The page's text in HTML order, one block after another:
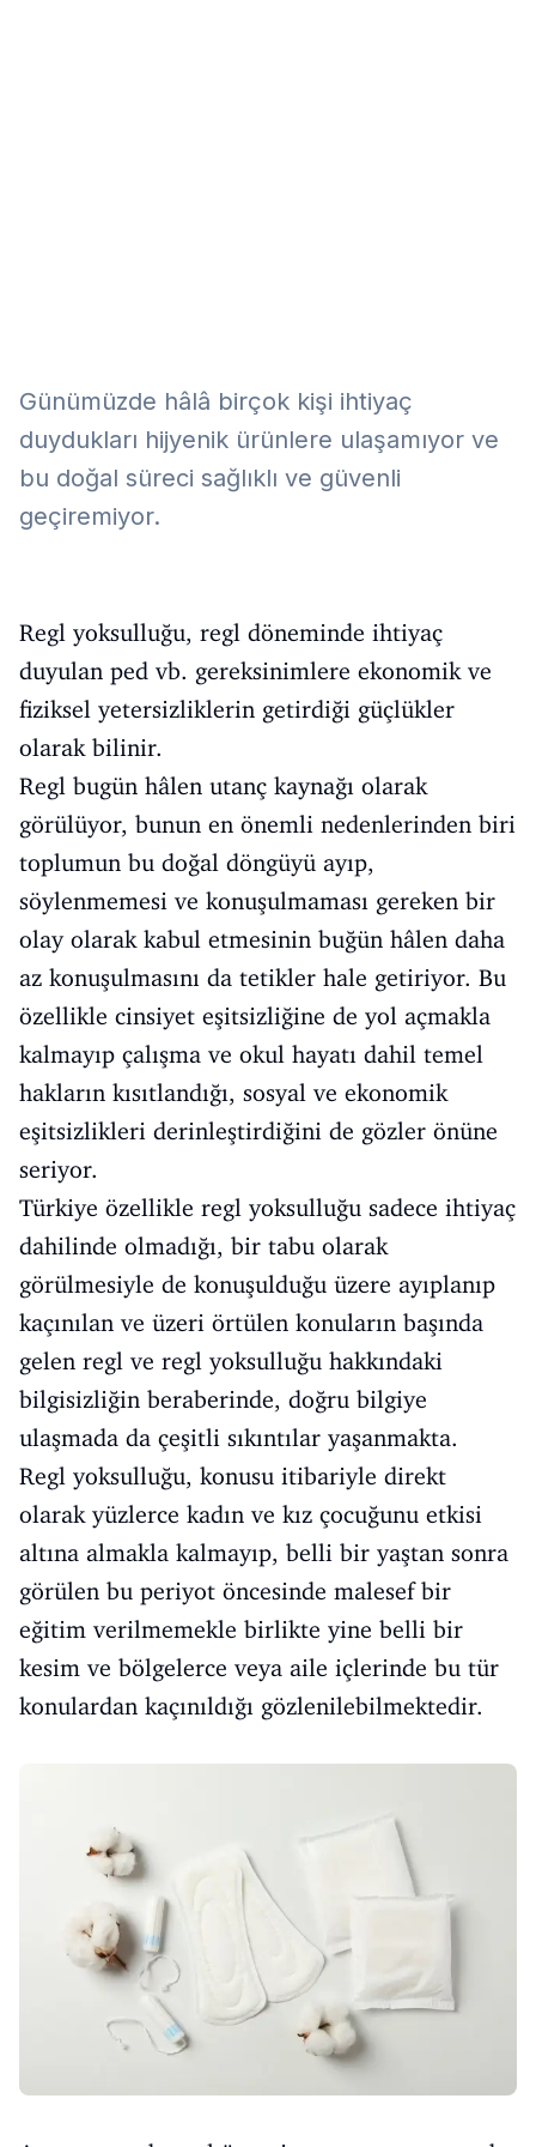
Günümüzde hâlâ birçok kişi ihtiyaç
duydukları hijyenik ürünlere ulaşamıyor ve
bu doğal süreci sağlıklı ve güvenli
geçiremiyor.
Regl yoksulluğu, regl döneminde ihtiyaç
duyulan ped vb. gereksinimlere ekonomik ve
fiziksel yetersizliklerin getirdiği güçlükler
olarak bilinir.
Regl bugün hâlen utanç kaynağı olarak
görülüyor, bunun en önemli nedenlerinden biri
toplumun bu doğal döngüyü ayıp,
söylenmemesi ve konuşulmaması gereken bir
olay olarak kabul etmesinin buğün hâlen daha
az konuşulmasını da tetikler hale getiriyor. Bu
özellikle cinsiyet eşitsizliğine de yol açmakla
kalmayıp çalışma ve okul hayatı dahil temel
hakların kısıtlandığı, sosyal ve ekonomik
eşitsizlikleri derinleştirdiğini de gözler önüne
seriyor.
Türkiye özellikle regl yoksulluğu sadece ihtiyaç
dahilinde olmadığı, bir tabu olarak
görülmesiyle de konuşulduğu üzere ayıplanıp
kaçınılan ve üzeri örtülen konuların başında
gelen regl ve regl yoksulluğu hakkındaki
bilgisizliğin beraberinde, doğru bilgiye
ulaşmada da çeşitli sıkıntılar yaşanmakta.
Regl yoksulluğu, konusu itibariyle direkt
olarak yüzlerce kadın ve kız çocuğunu etkisi
altına almakla kalmayıp, belli bir yaştan sonra
görülen bu periyot öncesinde malesef bir
eğitim verilmemekle birlikte yine belli bir
kesim ve bölgelerce veya aile içlerinde bu tür
konulardan kaçınıldığı gözlenilebilmektedir.